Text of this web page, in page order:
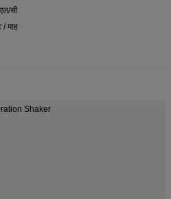
सी
माह
Shaker